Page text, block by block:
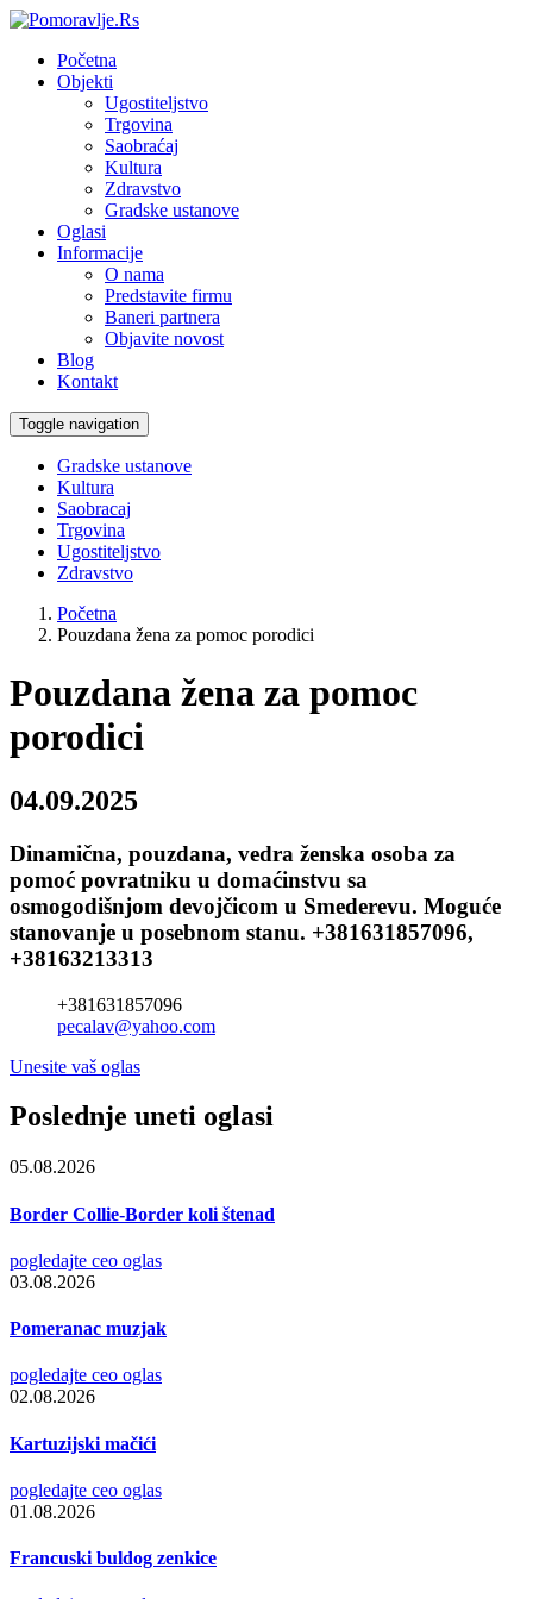
Početna
Objekti
Ugostiteljstvo
Trgovina
Saobraćaj
Kultura
Zdravstvo
Gradske ustanove
Oglasi
Informacije
O nama
Predstavite firmu
Baneri partnera
Objavite novost
Blog
Kontakt
Toggle navigation
Gradske ustanove
Kultura
Saobracaj
Trgovina
Ugostiteljstvo
Zdravstvo
Početna
Pouzdana žena za pomoc porodici
Pouzdana žena za pomoc
porodici
04.09.2025
Dinamična, pouzdana, vedra ženska osoba za
pomoć povratniku u domaćinstvu sa
osmogodišnjom devojčicom u Smederevu. Moguće
stanovanje u posebnom stanu. +381631857096,
+38163213313
+381631857096
pecalav@yahoo.com
Unesite vaš oglas
Poslednje uneti oglasi
05.08.2026
Border Collie-Border koli štenad
pogledajte ceo oglas
03.08.2026
Pomeranac muzjak
pogledajte ceo oglas
02.08.2026
Kartuzijski mačići
pogledajte ceo oglas
01.08.2026
Francuski buldog zenkice